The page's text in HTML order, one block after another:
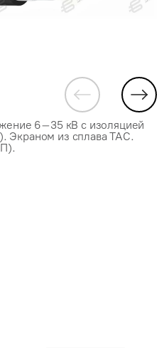
6–35 кВ с изоляцией
Экраном из сплава ТАС.